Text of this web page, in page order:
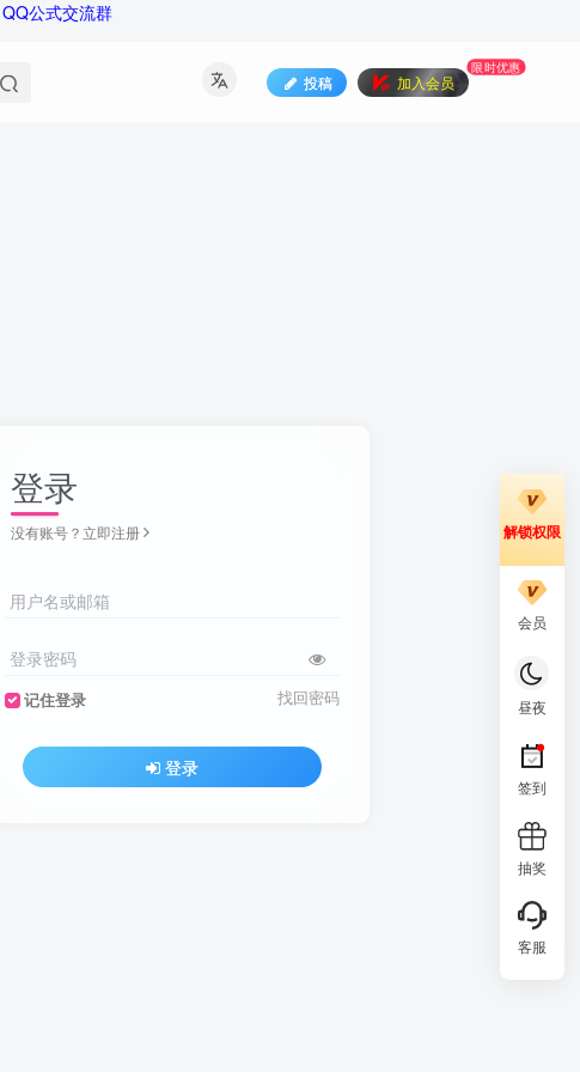
QQ公式交流群
投稿 加入会员
限时优惠
登录
没有账号？立即注册
用户名或邮箱
登录密码
记住登录 找回密码
登录
解锁权限
会员
昼夜
签到
抽奖
客服